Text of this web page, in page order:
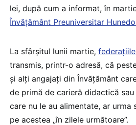
lei, după cum a informat, în
Învățământ Preuniversitar
La sfârșitul lunii martie,
transmis, printr-o adresă, că
și alți angajați din Învățământ
de primă de carieră didactică
care nu le au alimentate, ar urma
pe acestea „în zilele următoare”.